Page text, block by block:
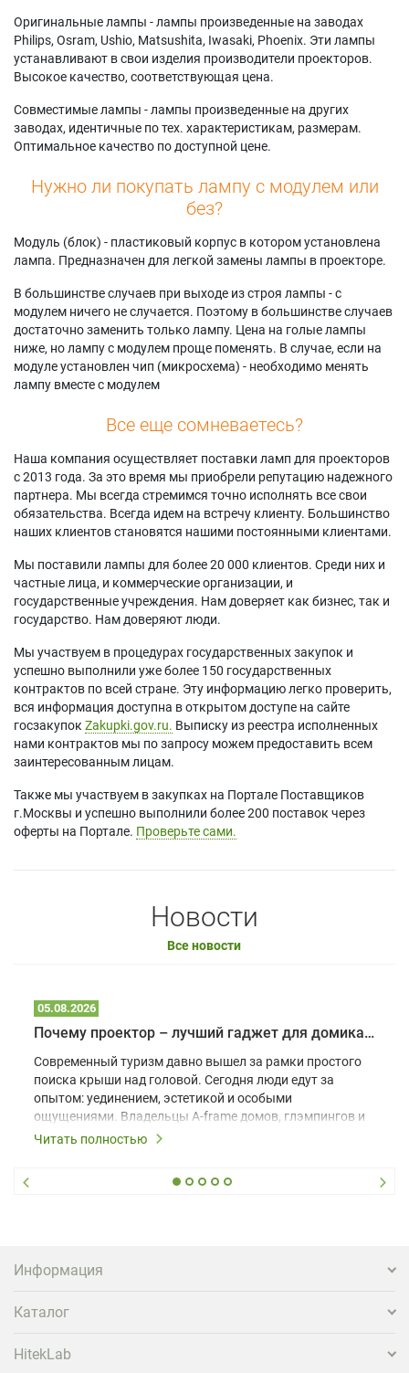
Оригинальные лампы - лампы произведенные на заводах
Philips, Osram, Ushio, Matsushita, Iwasaki, Phoenix. Эти лампы
устанавливают в свои изделия производители проекторов.
Высокое качество, соответствующая цена.
Совместимые лампы - лампы произведенные на других
заводах, идентичные по тех. характеристикам, размерам.
Оптимальное качество по доступной цене.
Нужно ли покупать лампу с модулем или
без?
Модуль (блок) - пластиковый корпус в котором установлена
лампа. Предназначен для легкой замены лампы в проекторе.
В большинстве случаев при выходе из строя лампы - с
модулем ничего не случается. Поэтому в большинстве случаев
достаточно заменить только лампу. Цена на голые лампы
ниже, но лампу с модулем проще поменять. В случае, если на
модуле установлен чип (микросхема) - необходимо менять
лампу вместе с модулем
Все еще сомневаетесь?
Наша компания осуществляет поставки ламп для проекторов
с 2013 года. За это время мы приобрели репутацию надежного
партнера. Мы всегда стремимся точно исполнять все свои
обязательства. Всегда идем на встречу клиенту. Большинство
наших клиентов становятся нашими постоянными клиентами.
Мы поставили лампы для более 20 000 клиентов. Среди них и
частные лица, и коммерческие организации, и
государственные учреждения. Нам доверяет как бизнес, так и
государство. Нам доверяют люди.
Мы участвуем в процедурах государственных закупок и
успешно выполнили уже более 150 государственных
контрактов по всей стране. Эту информацию легко проверить,
вся информация доступна в открытом доступе на сайте
госзакупок Zakupki.gov.ru. Выписку из реестра исполненных
нами контрактов мы по запросу можем предоставить всем
заинтересованным лицам.
Также мы участвуем в закупках на Портале Поставщиков
г.Москвы и успешно выполнили более 200 поставок через
оферты на Портале. Проверьте сами.
Новости
Все новости
05.08.2026
Почему проектор – лучший гаджет для домика в глэмпинге
Современный туризм давно вышел за рамки простого
поиска крыши над головой. Сегодня люди едут за
опытом: уединением, эстетикой и особыми
ощущениями. Владельцы A-frame домов, глэмпингов и
шале понимают, что конкуренция растет, и
вернуться и поделиться впечатлениями в соцсетях,
проектора.
Читать полностью
Информация
Каталог
HitekLab